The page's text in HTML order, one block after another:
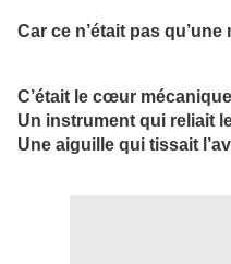
Car ce n’était pas qu’une
C’était le cœur
Un instrument qui reliait
Une aiguille qui tissait